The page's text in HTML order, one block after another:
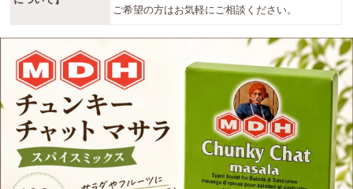
ご希望の方はお気軽にご相談ください。